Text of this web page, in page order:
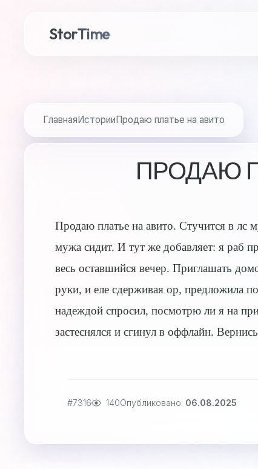
StorTime
ГлавнаяИсторииПродаю платье на авито
ПРОДАЮ
Продаю платье на авито. Стучится в
мужа сидит. И тут же добавляет: я раб
весь оставшийся вечер. Приглашать
руки, и еле сдерживая ор, предложила
надеждой спросил, посмотрю ли я на
застеснялся и сгинул в оффлайн.
#7316 140Опубликовано: 06.08.2025